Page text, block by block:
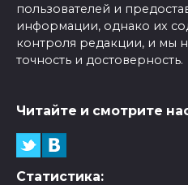
пользователей и
информации, однако их
контроля редакции, и мы
точность и достоверность.
Читайте и смотрите
Статистика: